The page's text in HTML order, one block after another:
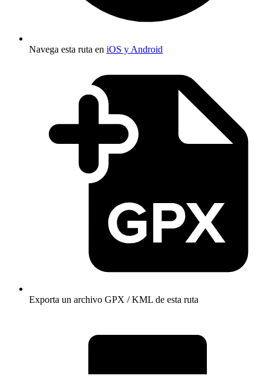
Navega esta ruta en iOS y Android
Exporta un archivo GPX / KML de esta ruta